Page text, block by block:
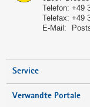
Telefon: +49
Telefax: +49
E-Mail:
Service
Verwandte Portale